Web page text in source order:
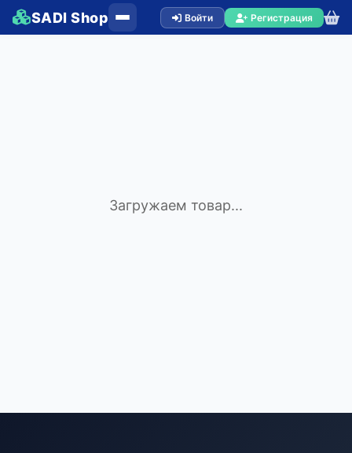
SADI Shop Войти Регистрация
Загружаем товар...